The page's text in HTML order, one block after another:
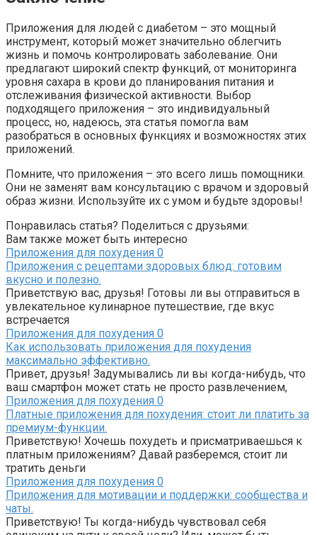
Приложения для людей с диабетом – это мощный
инструмент, который может значительно облегчить
жизнь и помочь контролировать заболевание. Они
предлагают широкий спектр функций, от мониторинга
уровня сахара в крови до планирования питания и
отслеживания физической активности. Выбор
подходящего приложения – это индивидуальный
процесс, но, надеюсь, эта статья помогла вам
разобраться в основных функциях и возможностях этих
приложений.
Помните, что приложения – это всего лишь помощники.
Они не заменят вам консультацию с врачом и здоровый
образ жизни. Используйте их с умом и будьте здоровы!
Понравилась статья? Поделиться с друзьями:
Вам также может быть интересно
Приложения для похудения 0
Приложения с рецептами здоровых блюд: готовим
вкусно и полезно.
Приветствую вас, друзья! Готовы ли вы отправиться в
увлекательное кулинарное путешествие, где вкус
встречается
Приложения для похудения 0
Как использовать приложения для похудения
максимально эффективно.
Привет, друзья! Задумывались ли вы когда-нибудь, что
ваш смартфон может стать не просто развлечением,
Приложения для похудения 0
Платные приложения для похудения: стоит ли платить за
премиум-функции.
Приветствую! Хочешь похудеть и присматриваешься к
платным приложениям? Давай разберемся, стоит ли
тратить деньги
Приложения для похудения 0
Приложения для мотивации и поддержки: сообщества и
чаты.
Приветствую! Ты когда-нибудь чувствовал себя